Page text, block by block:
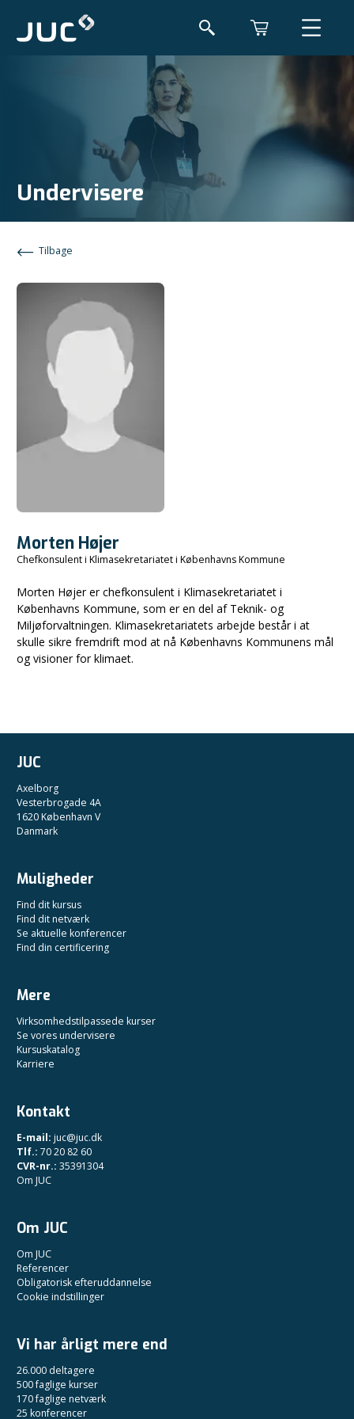
Undervisere
Tilbage
Morten Højer
Chefkonsulent i Klimasekretariatet i Københavns Kommune
Morten Højer er chefkonsulent i Klimasekretariatet i
Københavns Kommune, som er en del af Teknik- og
Miljøforvaltningen. Klimasekretariatets arbejde består i at
skulle sikre fremdrift mod at nå Københavns Kommunens mål
og visioner for klimaet.
JUC
Axelborg
Vesterbrogade 4A
1620 København V
Danmark
Muligheder
Find dit kursus
Find dit netværk
Se aktuelle konferencer
Find din certificering
Mere
Virksomhedstilpassede kurser
Se vores undervisere
Kursuskatalog
Karriere
Kontakt
E-mail: juc@juc.dk
Tlf.: 70 20 82 60
CVR-nr.: 35391304
Om JUC
Om JUC
Om JUC
Referencer
Obligatorisk efteruddannelse
Cookie indstillinger
Vi har årligt mere end
26.000 deltagere
500 faglige kurser
170 faglige netværk
25 konferencer